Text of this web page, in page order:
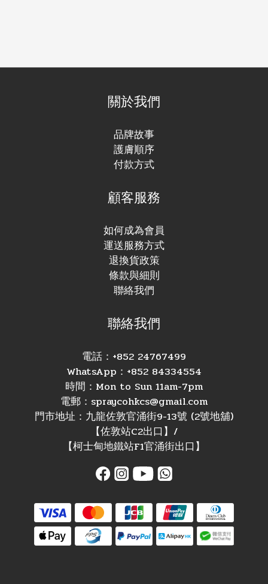
關於我們
品牌故事
護膚順序
付款方式
顧客服務
如何成為會員
運送服務方式
退換貨政策
條款與細則
聯絡我們
聯絡我們
電話：+852 24767499
WhatsApp：+852 84334554
時間：Mon to Sun 11am-7pm
電郵：spraycohkcs@gmail.com
門市地址：九龍佐敦官涌街9-13號 (2號地舖)
【佐敦站C2出口】/
【柯士甸地鐵站F1官涌街出口】